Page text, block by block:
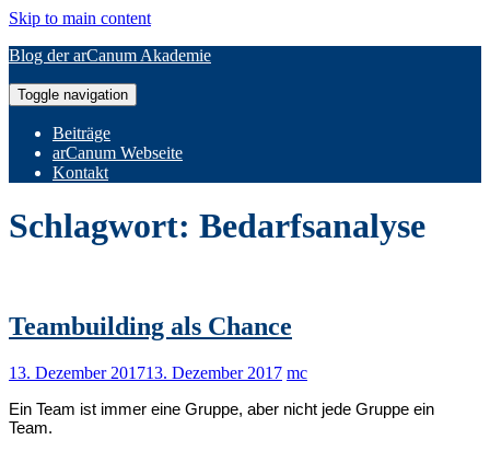
Skip to main content
Blog der arCanum Akademie
Toggle navigation
Beiträge
arCanum Webseite
Kontakt
Schlagwort: Bedarfsanalyse
Teambuilding als Chance
13. Dezember 201713. Dezember 2017 mc
Ein Team ist immer eine Gruppe, aber nicht jede Gruppe ein
Team.